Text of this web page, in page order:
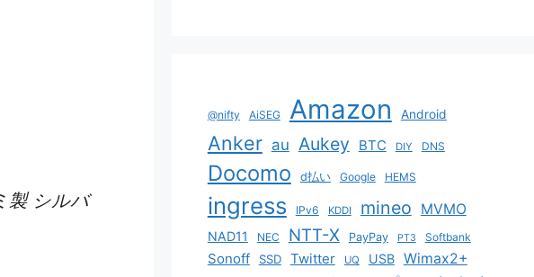
製 シルバ
@nifty AiSEG Amazon Android
Anker au Aukey BTC DIY DNS
Docomo d払い Google HEMS
ingress IPv6 KDDI mineo MVMO
NAD11 NEC NTT-X PayPay PT3 Softbank
Sonoff SSD Twitter UQ USB Wimax2+